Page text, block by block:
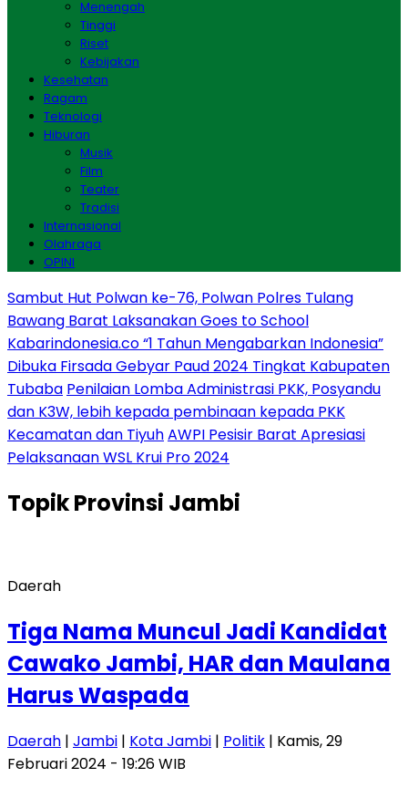
Menengah
Tinggi
Riset
Kebijakan
Kesehatan
Ragam
Teknologi
Hiburan
Musik
Film
Teater
Tradisi
Internasional
Olahraga
OPINI
Sambut Hut Polwan ke-76, Polwan Polres Tulang
Bawang Barat Laksanakan Goes to School
Kabarindonesia.co “1 Tahun Mengabarkan Indonesia”
Dibuka Firsada Gebyar Paud 2024 Tingkat Kabupaten
Tubaba Penilaian Lomba Administrasi PKK, Posyandu
dan K3W, lebih kepada pembinaan kepada PKK
Kecamatan dan TiyuhAWPI Pesisir Barat Apresiasi
Pelaksanaan WSL Krui Pro 2024
TopikProvinsi Jambi
Daerah
Tiga Nama Muncul Jadi Kandidat
Cawako Jambi, HAR dan Maulana
Harus Waspada
Daerah | Jambi | Kota Jambi | Politik | Kamis, 29
Februari 2024 - 19:26 WIB